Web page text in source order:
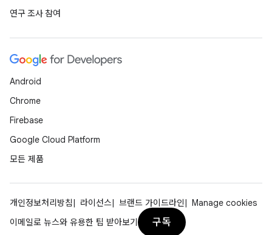
연구 조사 참여
Android
Chrome
Firebase
Google Cloud Platform
모든 제품
개인정보처리방침 라이선스 브랜드 가이드라인
Manage cookies
이메일로 뉴스와 유용한 팁 받아보기
구독